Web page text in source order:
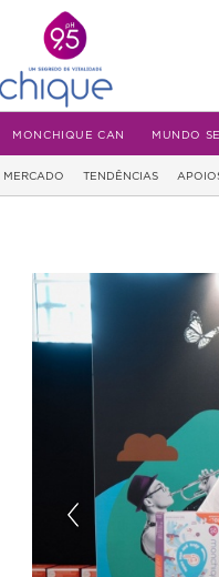
MONCHIQUE CAN MUNDO
MERCADO TENDÊNCIAS